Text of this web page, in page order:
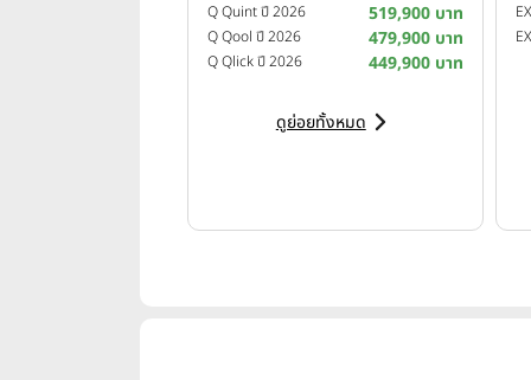
Q Quint ปี 2026 519,900 บาท
Q Qool ปี 2026 479,900 บาท
Q Qlick ปี 2026 449,900 บาท
ดูย่อยทั้งหมด